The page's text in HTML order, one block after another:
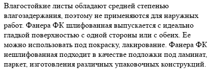
Влагостойкие листы обладают средней степенью
влагозадержания, поэтому не применяются для наружных
работ. Фанера ФК шлифованная выпускается с идеально
гладкой поверхностью с одной стороны или с обеих. Ее
можно использовать под покраску, лакирование. Фанера ФК
нешлифованная подходит в качестве подложки под ламинат,
паркет, изготовления различных упаковочных конструкций.